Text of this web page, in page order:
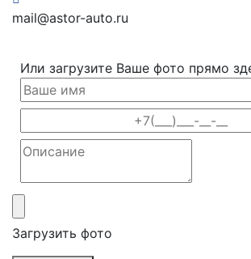
mail@astor-auto.ru
Или загрузите Ваше фото прямо
Загрузить фото